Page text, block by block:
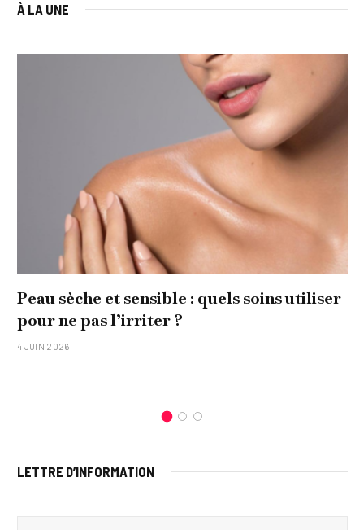
À LA UNE
Peau sèche et sensible : quels soins utiliser
pour ne pas l’irriter ?
4 JUIN 2026
LETTRE D’INFORMATION